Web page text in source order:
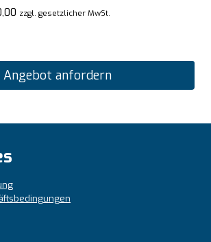
zzgl. gesetzlicher MwSt.
Angebot anfordern